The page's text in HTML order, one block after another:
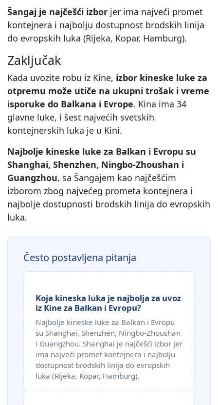
Šangaj je najčešći izbor jer ima najveći promet
kontejnera i najbolju dostupnost brodskih linija
do evropskih luka (Rijeka, Kopar, Hamburg).
Zaključak
Kada uvozite robu iz Kine, izbor kineske luke za
otpremu može utiče na ukupni trošak i vreme
isporuke do Balkana i Evrope. Kina ima 34
glavne luke, i šest najvećih svetskih
kontejnerskih luka je u Kini.
Najbolje kineske luke za Balkan i Evropu su
Shanghai, Shenzhen, Ningbo-Zhoushan i
Guangzhou, sa Šangajem kao najčešćim
izborom zbog najvećeg prometa kontejnera i
najbolje dostupnosti brodskih linija do evropskih
luka.
Često postavljena pitanja
Koja kineska luka je najbolja za uvoz
iz Kine za Balkan i Evropu?
Najbolje kineske luke za Balkan i Evropu
su Shanghai, Shenzhen, Ningbo-Zhoushan
i Guangzhou. Shanghai je najčešći izbor jer
ima najveći promet kontejnera i najbolju
dostupnost brodskih linija do evropskih
luka (Rijeka, Kopar, Hamburg).